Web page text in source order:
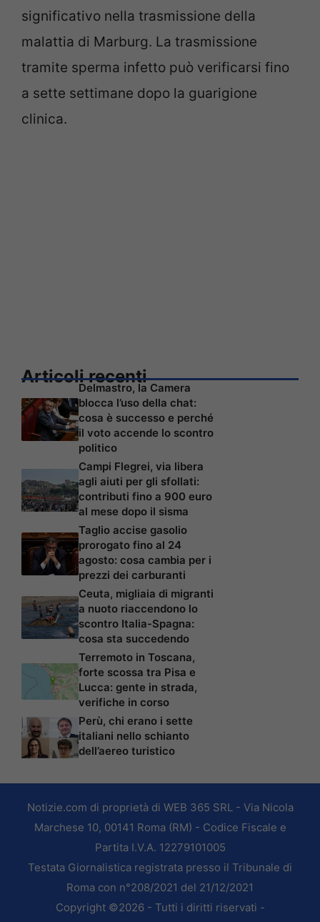
significativo nella trasmissione della
malattia di Marburg. La trasmissione
tramite sperma infetto può verificarsi fino
a sette settimane dopo la guarigione
clinica.
Articoli recenti
Delmastro, la Camera
blocca l’uso della chat:
cosa è successo e perché
il voto accende lo scontro
politico
Campi Flegrei, via libera
agli aiuti per gli sfollati:
contributi fino a 900 euro
al mese dopo il sisma
Taglio accise gasolio
prorogato fino al 24
agosto: cosa cambia per i
prezzi dei carburanti
Ceuta, migliaia di migranti
a nuoto riaccendono lo
scontro Italia-Spagna:
cosa sta succedendo
Terremoto in Toscana,
forte scossa tra Pisa e
Lucca: gente in strada,
verifiche in corso
Perù, chi erano i sette
italiani nello schianto
dell’aereo turistico
Notizie.com di proprietà di WEB 365 SRL - Via Nicola
Marchese 10, 00141 Roma (RM) - Codice Fiscale e
Partita I.V.A. 12279101005
Testata Giornalistica registrata presso il Tribunale di
Roma con n°208/2021 del 21/12/2021
Copyright ©2026 - Tutti i diritti riservati -